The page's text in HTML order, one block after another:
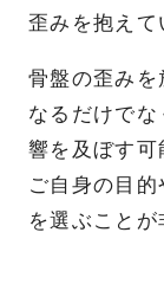
歪みを抱えて
骨盤の歪みを
なるだけで
響を及ぼす可
ご自身の目
を選ぶことが